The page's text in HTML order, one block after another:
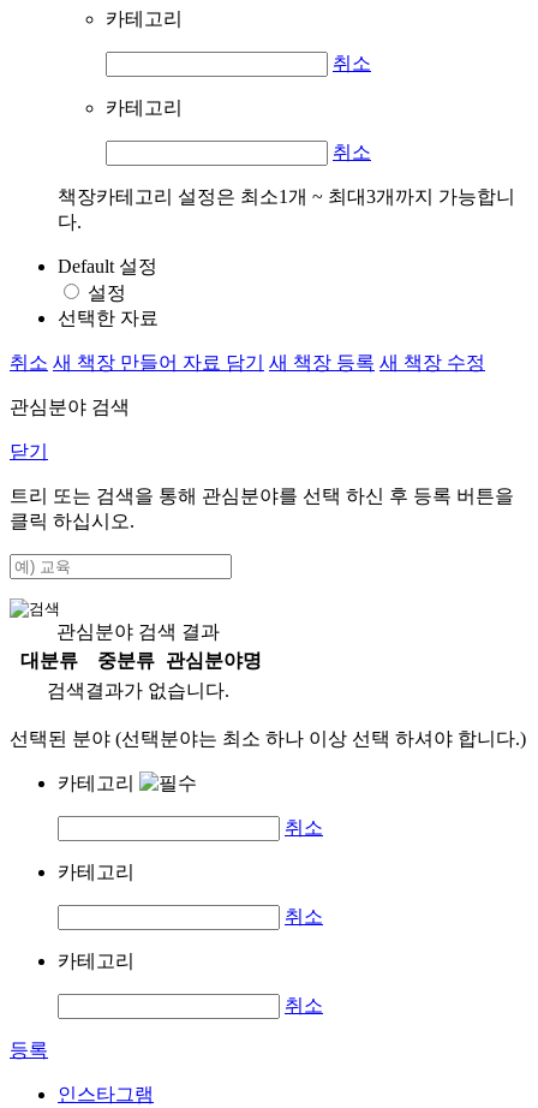
카테고리
취소
카테고리
취소
책장카테고리 설정은 최소1개 ~ 최대3개까지 가능합니
다.
Default 설정
설정
선택한 자료
취소 새 책장 만들어 자료 담기 새 책장 등록 새 책장 수정
관심분야 검색
닫기
트리 또는 검색을 통해 관심분야를 선택 하신 후 등록 버튼을
클릭 하십시오.
관심분야 검색 결과
대분류
중분류
관심분야명
검색결과가 없습니다.
선택된 분야 (선택분야는 최소 하나 이상 선택 하셔야 합니다.)
카테고리
취소
카테고리
취소
카테고리
취소
등록
인스타그램